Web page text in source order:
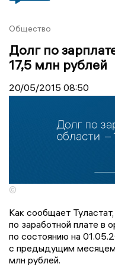
Общество
Долг по
17,5 млн рублей
20/05/2015 08:50
©
Как сообщает
по заработной плате в
по состоянию на
с предыдущим месяцем
млн рублей.